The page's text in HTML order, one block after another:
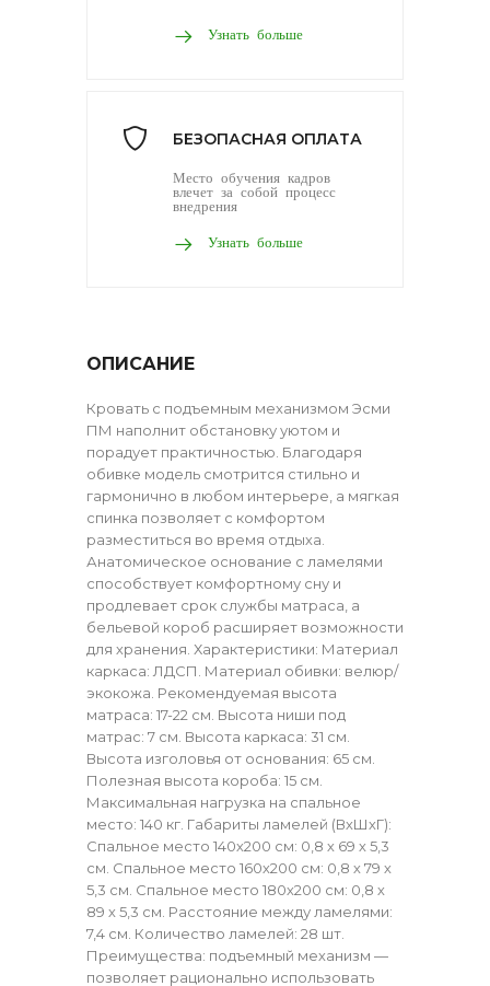
Узнать больше
БЕЗОПАСНАЯ ОПЛАТА
Место обучения кадров
влечет за собой процесс
внедрения
Узнать больше
ОПИСАНИЕ
Кровать с подъемным механизмом Эсми
ПМ наполнит обстановку уютом и
порадует практичностью. Благодаря
обивке модель смотрится стильно и
гармонично в любом интерьере, а мягкая
спинка позволяет с комфортом
разместиться во время отдыха.
Анатомическое основание с ламелями
способствует комфортному сну и
продлевает срок службы матраса, а
бельевой короб расширяет возможности
для хранения. Характеристики: Материал
каркаса: ЛДСП. Материал обивки: велюр/
экокожа. Рекомендуемая высота
матраса: 17-22 см. Высота ниши под
матрас: 7 см. Высота каркаса: 31 см.
Высота изголовья от основания: 65 см.
Полезная высота короба: 15 см.
Максимальная нагрузка на спальное
место: 140 кг. Габариты ламелей (ВхШхГ):
Спальное место 140х200 см: 0,8 х 69 х 5,3
см. Спальное место 160х200 см: 0,8 х 79 х
5,3 см. Спальное место 180х200 см: 0,8 х
89 х 5,3 см. Расстояние между ламелями:
7,4 см. Количество ламелей: 28 шт.
Преимущества: подъемный механизм —
позволяет рационально использовать